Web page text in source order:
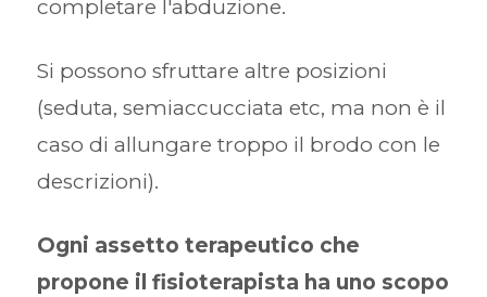
completare l'abduzione.
Si possono sfruttare altre posizioni
(seduta, semiaccucciata etc, ma non è il
caso di allungare troppo il brodo con le
descrizioni).
Ogni assetto terapeutico che
propone il fisioterapista ha uno scopo